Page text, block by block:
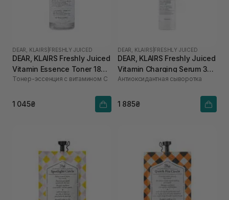
DEAR, KLAIRS FRESHLY JUICED
DEAR, KLAIRS Freshly Juiced
Vitamin Essence Toner 180
мл
Тонер-эссенция с витамином C
1 045₴
DEAR, KLAIRS FRESHLY JUICED
DEAR, KLAIRS Freshly Juiced
Vitamin Charging Serum 30
мл
Антиоксидантная сыворотка
1 885₴